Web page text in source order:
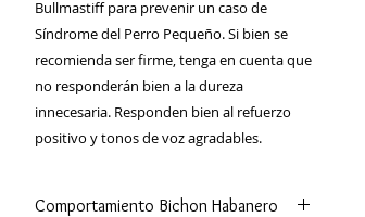
Bullmastiff para prevenir un caso de
Síndrome del Perro Pequeño. Si bien se
recomienda ser firme, tenga en cuenta que
no responderán bien a la dureza
innecesaria. Responden bien al refuerzo
positivo y tonos de voz agradables.
Comportamiento Bichon Habanero